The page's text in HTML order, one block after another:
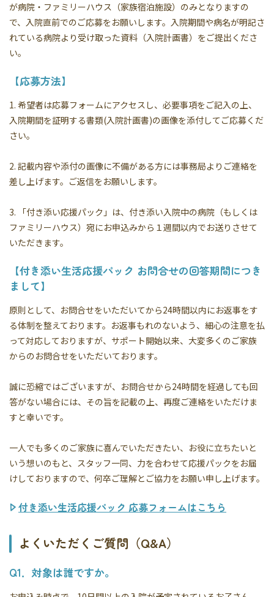
が病院・ファミリーハウス（家族宿泊施設）のみとなりますの
で、入院直前でのご応募をお願いします。入院期間や病名が明記さ
れている病院より受け取った資料（入院計画書）をご提出くださ
い。
【応募方法】
1. 希望者は応募フォームにアクセスし、必要事項をご記入の上、
入院期間を証明する書類(入院計画書)の画像を添付してご応募くだ
さい。
2. 記載内容や添付の画像に不備がある方には事務局よりご連絡を
差し上げます。ご返信をお願いします。
3. 「付き添い応援パック」は、付き添い入院中の病院（もしくは
ファミリーハウス）宛にお申込みから１週間以内でお送りさせて
いただきます。
【付き添い生活応援パック お問合せの回答期間につき
まして】
原則として、お問合せをいただいてから24時間以内にお返事をす
る体制を整えております。お返事もれのないよう、細心の注意を払
って対応しておりますが、サポート開始以来、大変多くのご家族
からのお問合せをいただいております。
誠に恐縮ではございますが、お問合せから24時間を経過しても回
答がない場合には、その旨を記載の上、再度ご連絡をいただけま
すと幸いです。
一人でも多くのご家族に喜んでいただきたい、お役に立ちたいと
いう想いのもと、スタッフ一同、力を合わせて応援パックをお届
けしておりますので、何卒ご理解とご協力をお願い申し上げます。
付き添い生活応援パック 応募フォームはこちら
よくいただくご質問（Q&A）
Q1．対象は誰ですか。